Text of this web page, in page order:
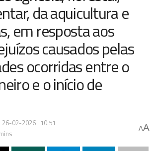
da aquicultura e
em resposta aos
causados pelas
ocorridas entre o
e o início de
26-02-2026 | 10:51
AA